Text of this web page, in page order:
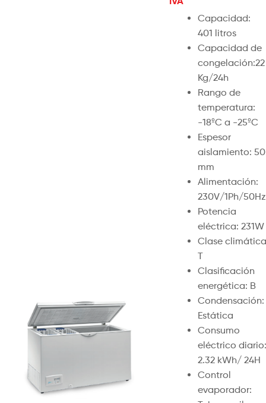
Capacidad:
401 litros
Capacidad de
congelación:22
Kg/24h
Rango de
temperatura:
-18ºC a -25ºC
Espesor
aislamiento: 50
mm
Alimentación:
230V/1Ph/50Hz
Potencia
eléctrica: 231W
Clase
T
Clasificación
energética: B
Condensación:
Estática
Consumo
eléctrico diario:
2.32 kWh/ 24H
Control
evaporador: